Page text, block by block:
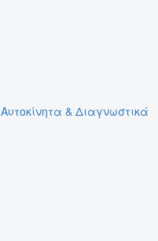
Αυτοκίνητα & Διαγνωστικά